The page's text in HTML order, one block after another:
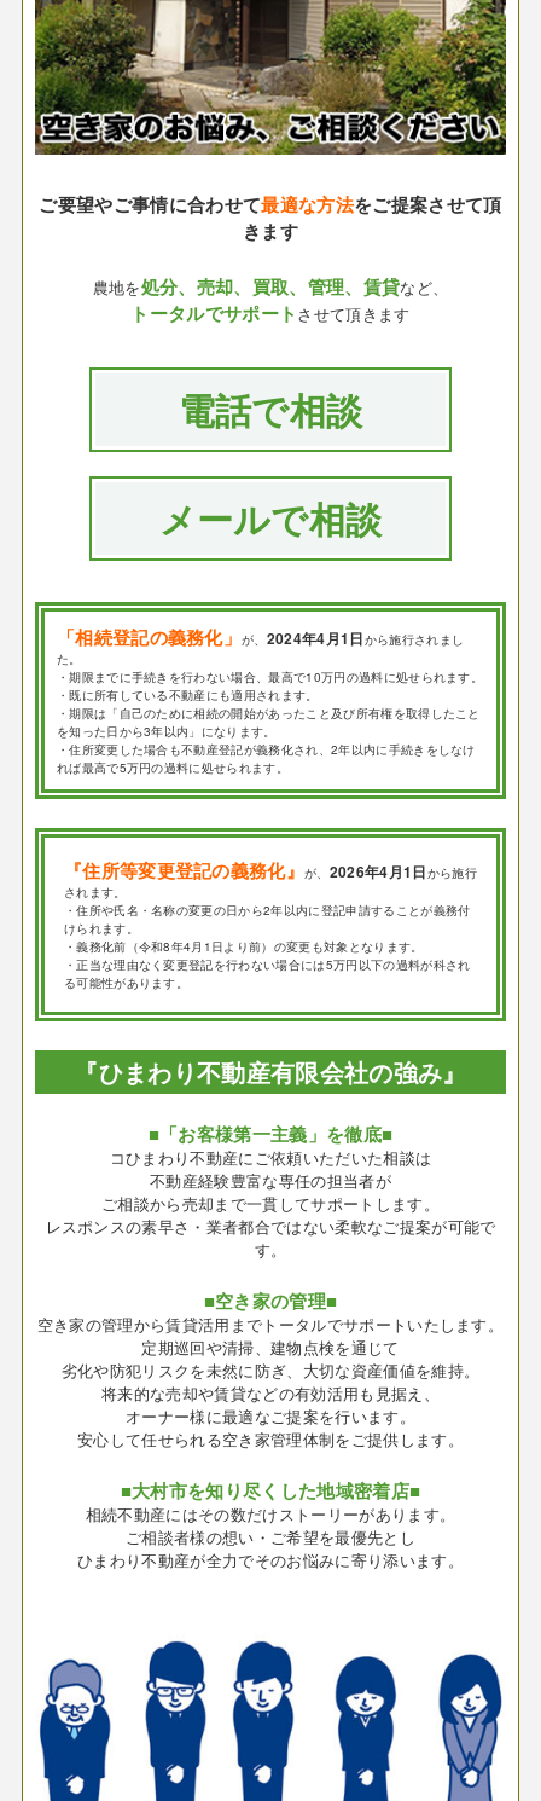
ご要望やご事情に合わせて最適な方法をご提案させて頂
きます
農地を処分、売却、買取、管理、賃貸など、
トータルでサポート させて頂きます
電話で相談
メールで相談
「相続登記の義務化」が、 2024年4月1日から施行されまし
た。
・期限までに手続きを行わない場合、最高で10万円の過料に処せられます。
・既に所有している不動産にも適用されます。
・期限は「自己のために相続の開始があったこと及び所有権を取得したこと
を知った日から3年以内」になります。
・住所変更した場合も不動産登記が義務化され、2年以内に手続きをしなけ
れば最高で5万円の過料に処せられます。
『住所等変更登記の義務化』が、 2026年4月1日から施行
されます。
・住所や氏名・名称の変更の日から2年以内に登記申請することが義務付
けられます。
・義務化前（令和8年4月1日より前）の変更も対象となります。
・正当な理由なく変更登記を行わない場合には5万円以下の過料が科され
る可能性があります。
『ひまわり不動産有限会社の強み』
■「お客様第一主義」を徹底■
コひまわり不動産にご依頼いただいた相談は
不動産経験豊富な専任の担当者が
ご相談から売却まで一貫してサポートします。
レスポンスの素早さ・業者都合ではない柔軟なご提案が可能で
す。
■空き家の管理■
空き家の管理から賃貸活用までトータルでサポートいたします。
定期巡回や清掃、建物点検を通じて
劣化や防犯リスクを未然に防ぎ、大切な資産価値を維持。
将来的な売却や賃貸などの有効活用も見据え、
オーナー様に最適なご提案を行います。
安心して任せられる空き家管理体制をご提供します。
■大村市を知り尽くした地域密着店■
相続不動産にはその数だけストーリーがあります。
ご相談者様の想い・ご希望を最優先とし
ひまわり不動産が全力でそのお悩みに寄り添います。